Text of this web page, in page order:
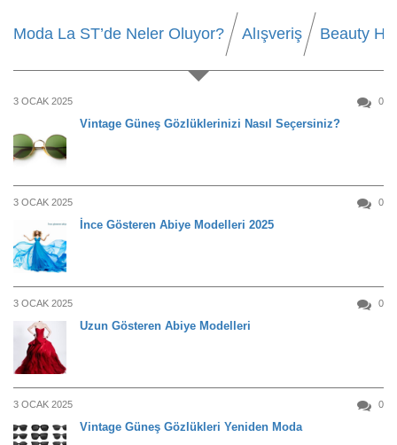
Moda La ST’de Neler Oluyor? Alışveriş Beauty
3 OCAK 2025 0
Vintage Güneş Gözlüklerinizi Nasıl Seçersiniz?
3 OCAK 2025 0
İnce Gösteren Abiye Modelleri 2025
3 OCAK 2025 0
Uzun Gösteren Abiye Modelleri
3 OCAK 2025 0
Vintage Güneş Gözlükleri Yeniden Moda